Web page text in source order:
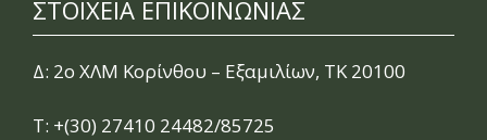
ΣΤΟΙΧΕΙΑ ΕΠΙΚΟΙΝΩΝΙΑΣ
Δ: 2ο ΧΛΜ Κορίνθου – Εξαμιλίων, ΤΚ 20100
Τ: +(30) 27410 24482/85725